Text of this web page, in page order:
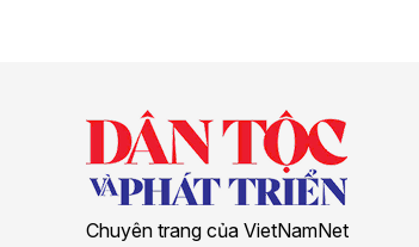
Chuyên trang của VietNamNet